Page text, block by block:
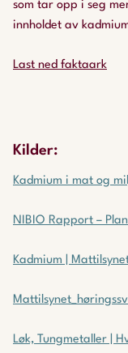
som tar opp i seg
innholdet av
Last ned faktaark
Kilder:
Kadmium i mat og
NIBIO Rapport –
Kadmium |
Løk, Tungmetaller |